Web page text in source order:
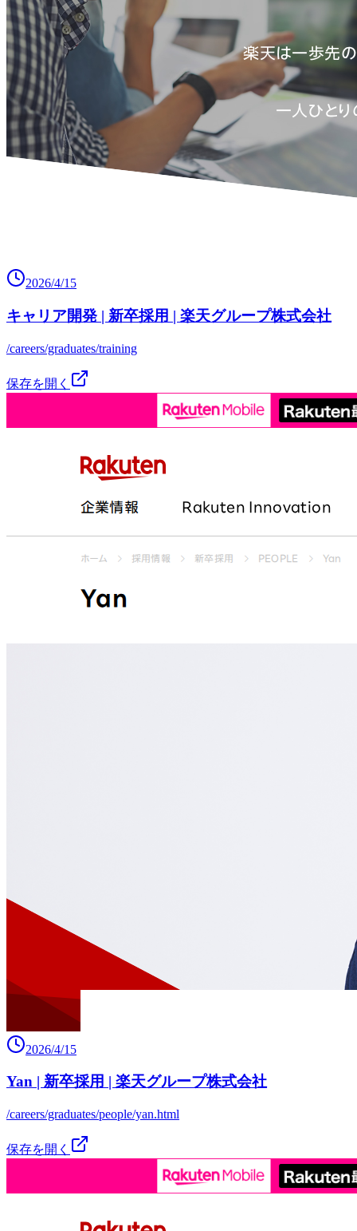
2026/4/15
キャリア開発 | 新卒採用 | 楽天グループ株式会社
/careers/graduates/training
保存を開く
2026/4/15
Yan | 新卒採用 | 楽天グループ株式会社
/careers/graduates/people/yan.html
保存を開く